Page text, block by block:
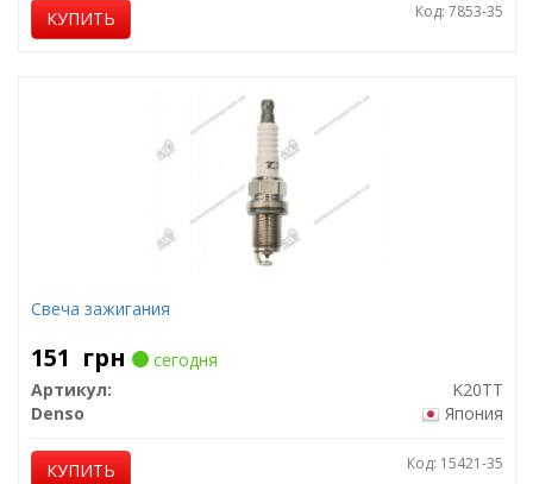
КУПИТЬ Код: 7853-35
Свеча зажигания
151 грн
сегодня
Артикул:
K20TT
Denso
Япония
КУПИТЬ Код: 15421-35